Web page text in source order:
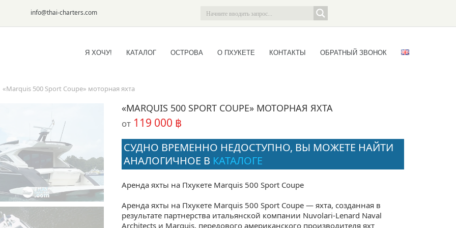
info@thai-charters.com
Я ХОЧУ! КАТАЛОГ ОСТРОВА О ПХУКЕТЕ КОНТАКТЫ ОБРАТНЫЙ ЗВОНОК
«Marquis 500 Sport Coupe» моторная яхта
«MARQUIS 500 SPORT COUPE» МОТОРНАЯ ЯХТА
от 119 000 ฿
СУДНО ВРЕМЕННО НЕДОСТУПНО, ВЫ МОЖЕТЕ НАЙТИ
АНАЛОГИЧНОЕ В КАТАЛОГЕ
Аренда яхты на Пхукете Marquis 500 Sport Coupe
Аренда яхты на Пхукете Marquis 500 Sport Coupe — яхта, созданная в
результате партнерства итальянской компании Nuvolari-Lenard Naval
Architects и Marquis, передового американского производителя яхт